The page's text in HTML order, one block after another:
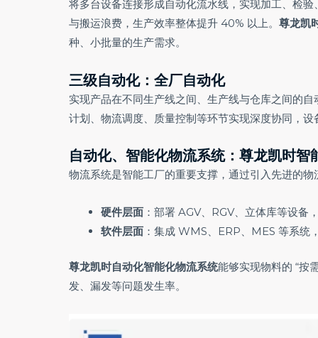
将多台设备连接形成自动化流水线，实现加工、检
与搬运浪费，生产效率整体提升 40% 以上。 尊龙凯
种、小批量的生产需求。
三级自动化：全厂自动化
实现产品在不同生产线之间、生产线与仓库之间的
计划、物流调度、质量控制等环节实现深度协同，
自动化、智能化物流系统： 尊龙凯时智
物流系统是智能工厂的重要支撑，通过引入先进的
硬件层面 ：部署 AGV、RGV、立体库等设备
软件层面 ：集成 WMS、ERP、MES 等系统
尊龙凯时自动化智能化物流系统能够实现物料的 “按
发、漏发等问题发生率。